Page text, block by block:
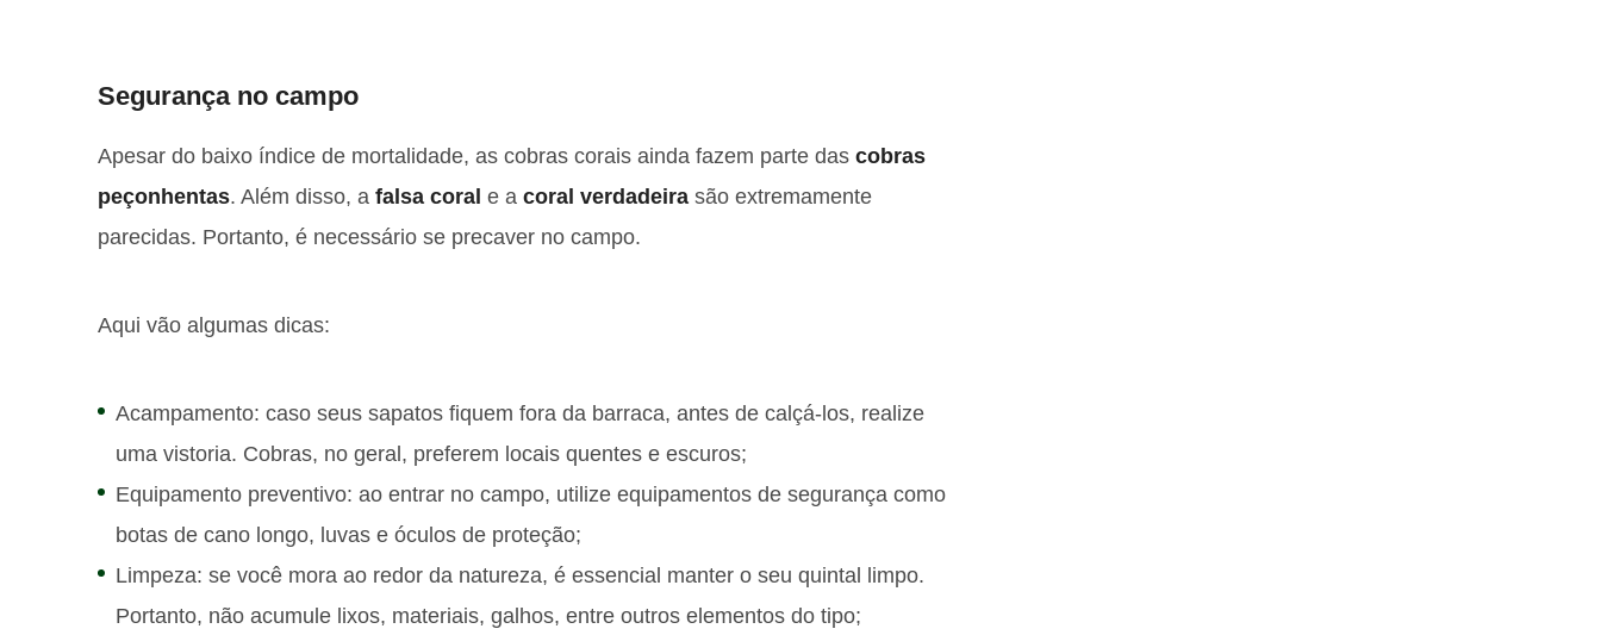
Segurança no campo
Apesar do baixo índice de mortalidade, as cobras corais ainda fazem parte das cobras
peçonhentas. Além disso, a falsa coral e a coral verdadeira são extremamente
parecidas. Portanto, é necessário se precaver no campo.
Aqui vão algumas dicas:
Acampamento: caso seus sapatos fiquem fora da barraca, antes de calçá-los, realize
uma vistoria. Cobras, no geral, preferem locais quentes e escuros;
Equipamento preventivo: ao entrar no campo, utilize equipamentos de segurança como
botas de cano longo, luvas e óculos de proteção;
Limpeza: se você mora ao redor da natureza, é essencial manter o seu quintal limpo.
Portanto, não acumule lixos, materiais, galhos, entre outros elementos do tipo;